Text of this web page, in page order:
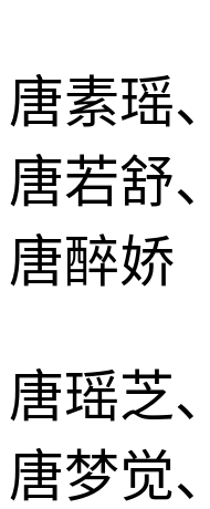
唐素瑶
唐若舒
唐醉娇
唐瑶芝
唐梦觉